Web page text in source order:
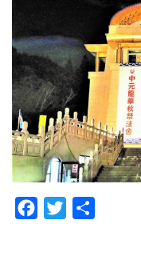
Facebook
Twitter